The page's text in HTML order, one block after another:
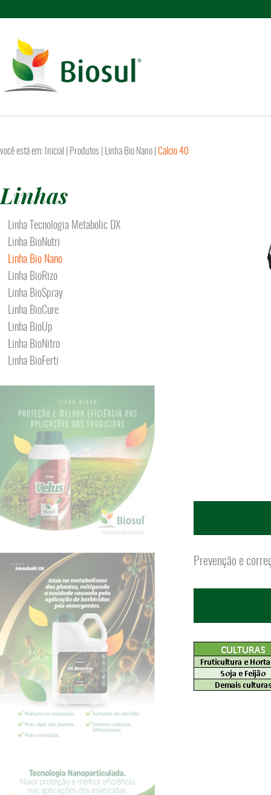
você está em: Inicial | Produtos | Linha Bio Nano Calcio 40
Linhas
Linha Tecnologia Metabolic DX
Linha BioNutri
Linha Bio Nano
Linha BioRizo
Linha BioSpray
Linha BioCure
Linha BioUp
Linha BioNitro
Linha BioFerti
Prevenção e